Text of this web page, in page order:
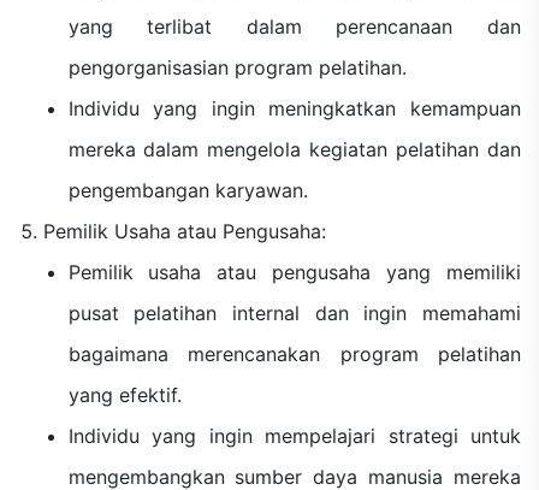
yang terlibat dalam perencanaan dan
pengorganisasian program pelatihan.
Individu yang ingin meningkatkan kemampuan
mereka dalam mengelola kegiatan pelatihan dan
pengembangan karyawan.
Pemilik Usaha atau Pengusaha:
Pemilik usaha atau pengusaha yang memiliki
pusat pelatihan internal dan ingin memahami
bagaimana merencanakan program pelatihan
yang efektif.
Individu yang ingin mempelajari strategi untuk
mengembangkan sumber daya manusia mereka